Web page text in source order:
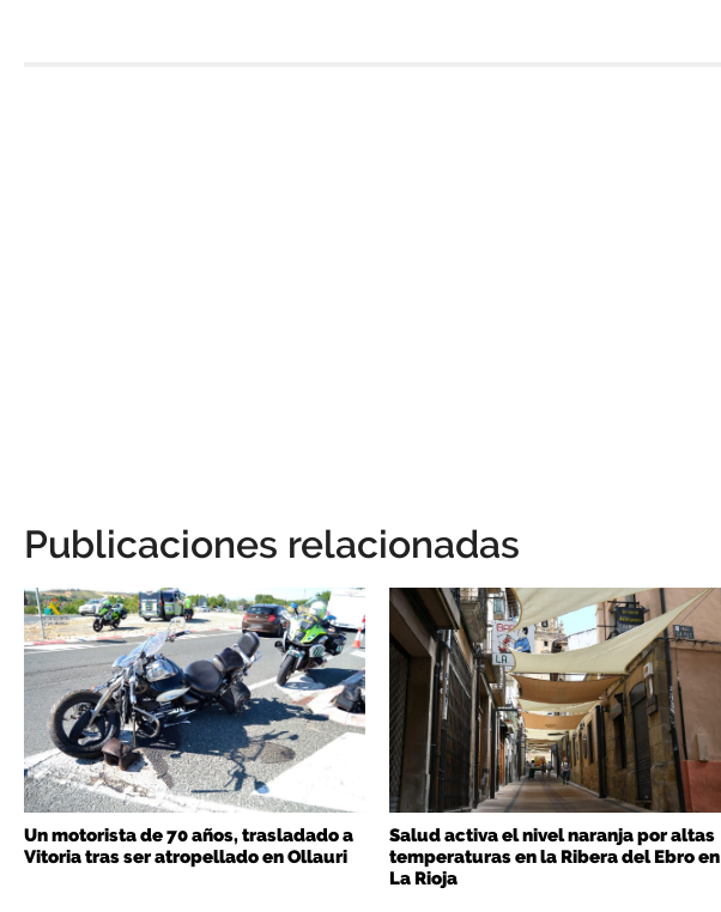
Publicaciones relacionadas
Un motorista de 70 años, trasladado a
Vitoria tras ser atropellado en Ollauri
Salud activa el nivel naranja por altas
temperaturas en la Ribera del Ebro en
La Rioja